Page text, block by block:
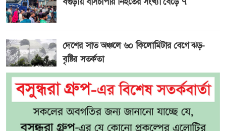
দেশের সাত অঞ্চলে ৬০ কিলোমিটার বেগে ঝড়-
বৃষ্টির সতর্কতা